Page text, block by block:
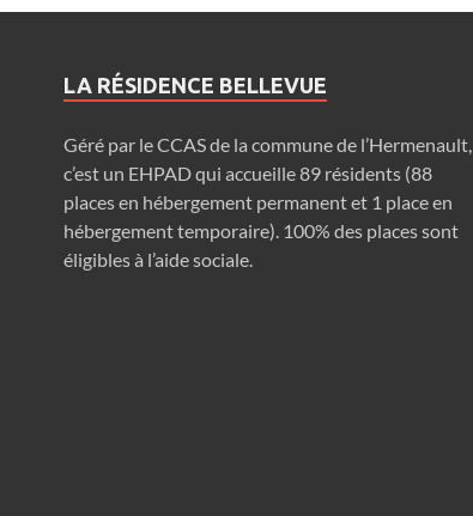
LA RÉSIDENCE BELLEVUE
Géré par le CCAS de la commune de l’Hermenault,
c’est un EHPAD qui accueille 89 résidents (88
places en hébergement permanent et 1 place en
hébergement temporaire). 100% des places sont
éligibles à l’aide sociale.